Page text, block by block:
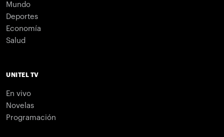
Mundo
Deportes
Economía
Salud
UNITEL TV
En vivo
Novelas
Programación